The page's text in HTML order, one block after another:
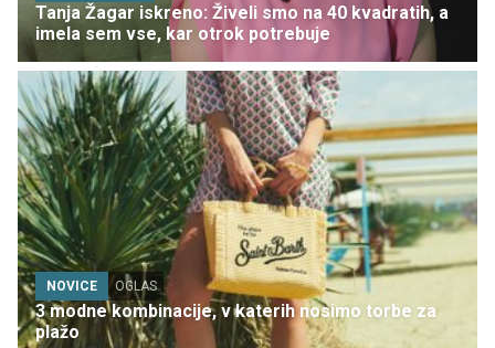
Tanja Žagar iskreno: Živeli smo na 40 kvadratih, a
imela sem vse, kar otrok potrebuje
NOVICE OGLAS
3 modne kombinacije, v katerih nosimo torbe za
plažo